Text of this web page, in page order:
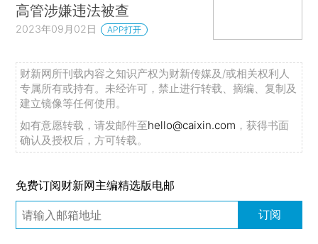
高管涉嫌违法被查
2023年09月02日 APP打开
财新网所刊载内容之知识产权为财新传媒及/或相关权利人
专属所有或持有。未经许可，禁止进行转载、摘编、复制及
建立镜像等任何使用。
如有意愿转载，请发邮件至hello@caixin.com ，获得书面
确认及授权后，方可转载。
免费订阅财新网主编精选版电邮
订阅